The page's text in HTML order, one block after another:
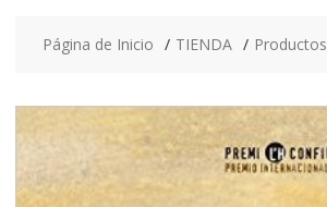
Página de Inicio TIENDA Productos